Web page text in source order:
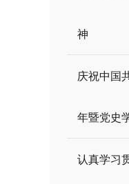
神
庆祝中国
年暨党史
认真学习